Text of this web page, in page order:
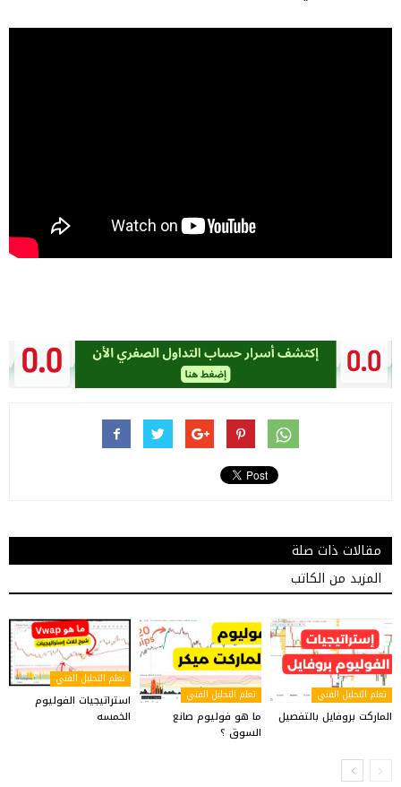
مقالات ذات صلة
المزيد من الكاتب
تعلم التحليل الفني
استراتيجيات الفوليوم
الخمسه
تعلم التحليل الفني
ما هو فوليوم صانع
السوق ؟
تعلم التحليل الفني
الماركت بروفايل بالتفصيل